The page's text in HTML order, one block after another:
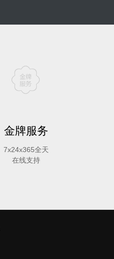
金牌服务
7x24x365全天
在线支持